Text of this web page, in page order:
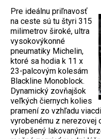
Pre ideálnu priľnavosť
na ceste sú tu štyri 315
milimetrov široké, ultra
vysokovýkonné
pneumatiky Michelin,
ktoré sa hodia k 11 x
23-palcovým kolesám
Blackline Monoblock.
Dynamický zovňajšok
veľkých čiernych kolies
pramení zo vzhľadu
vyrobenému z nerezovej
vylepšený lakovanými